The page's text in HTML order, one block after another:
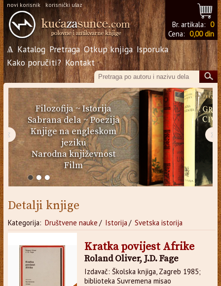
novi korisnik korisnički ulaz
Br. artikala: 0
Cena: 0,00 din
Ѧ Katalog Pretraga Otkup knjiga Isporuka
Kako poručiti? Kontakt
Filozofija~Istorija
Sabrana dela~Poezija
Knjige na engleskom
jeziku
Narodna književnost
Film
‹ ›
Detalji knjige
Kategorija: Društvene nauke / Istorija/ Svetska istorija
Kratka povijest Afrike
Roland Oliver, J.D. Fage
Izdavač: Školska knjiga, Zagreb 1985;
biblioteka Suvremena misao